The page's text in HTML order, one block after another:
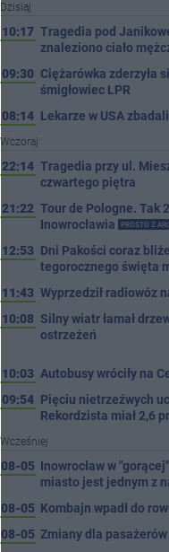
Dzisiaj
10:17 Tragedia pod
znaleziono ciało
09:30 Ciężarówka zderzyła
śmigłowiec LPR
08:14 Lekarze w USA
Wczoraj
22:14 Tragedia przy ul.
czwartego piętra
21:22 Tour de Pologne. Tak
Inowrocławia
PROSTO Z
12:53 Dni Pakości coraz
tegorocznego święta
11:43 Wyprzedził radiowóz
10:08 Silny wiatr łamał
ostrzeżeń
10:03 Autobusy wróciły na
09:54 Pięciu nietrzeźwych
Rekordzista miał 2,6
Wcześniej
08-05 Inowrocław w
miasto jest jednym z
08-05 Kombajn wpadł do
08-05 Zmiany dla